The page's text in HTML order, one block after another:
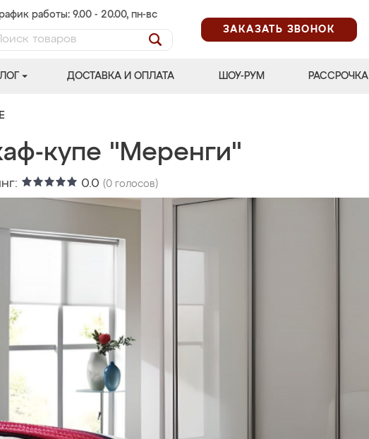
работы: 9.00 - 20.00, пн-вс
ЗАКАЗАТЬ ЗВОНОК
ДОСТАВКА И ОПЛАТА ШОУ-РУМ РАССРОЧКА
купе "Меренги"
0.0 (0 голосов)